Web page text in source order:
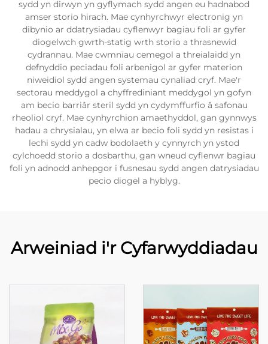
sydd yn dirwyn yn gyflymach sydd angen eu hadnabod
amser storio hirach. Mae cynhyrchwyr electronig yn
dibynio ar ddatrysiadau cyflenwyr bagiau foli ar gyfer
diogelwch gwrth-statig wrth storio a thrasnewid
cydrannau. Mae cwmnïau cemegol a threialaidd yn
defnyddio peciadau foli arbenigol ar gyfer materion
niweidiol sydd angen systemau cynaliad cryf. Mae'r
sectorau meddygol a chyffrediniant meddygol yn gofyn
am becio barriâr steril sydd yn cydymffurfio â safonau
rheoliol cryf. Mae cynhyrchion amaethyddol, gan gynnwys
hadau a chrysialau, yn elwa ar becio foli sydd yn resistas i
lechi sydd yn cadw bodolaeth y cynnyrch yn ystod
cylchoedd storio a dosbarthu, gan wneud cyflenwr bagiau
foli yn adnodd anhepgor i fusnesau sydd angen datrysiadau
pecio diogel a hyblyg.
Arweiniad i'r Cyfarwyddiadau